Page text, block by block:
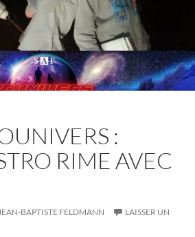
:
RIME AVEC
BAPTISTE FELDMANN
LAISSER UN